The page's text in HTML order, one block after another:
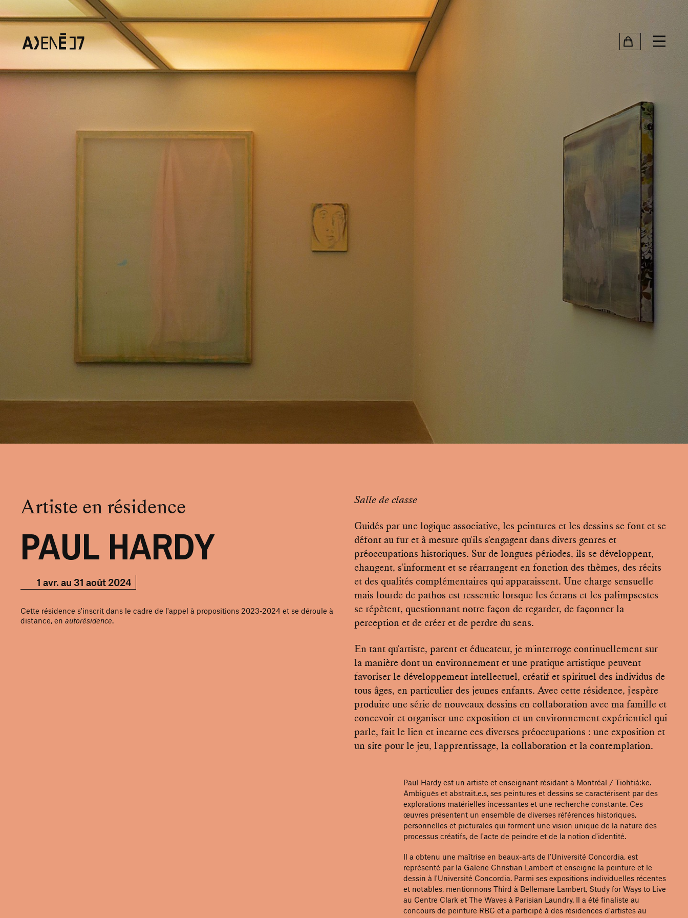
PAUL HARDY
Artiste en résidence
1 avr. au 31 août 2024
Cette résidence s'inscrit dans le cadre de l'appel à propositions 2023-2024 et se déroule à
distance, en autorésidence.
Salle de classe
Guidés par une logique associative, les peintures et les dessins se font et se
défont au fur et à mesure qu'ils s'engagent dans divers genres et
préoccupations historiques. Sur de longues périodes, ils se développent,
changent, s'informent et se réarrangent en fonction des thèmes, des récits
et des qualités complémentaires qui apparaissent. Une charge sensuelle
mais lourde de pathos est ressentie lorsque les écrans et les palimpsestes
se répètent, questionnant notre façon de regarder, de façonner la
perception et de créer et de perdre du sens.
En tant qu'artiste, parent et éducateur, je m'interroge continuellement sur
la manière dont un environnement et une pratique artistique peuvent
favoriser le développement intellectuel, créatif et spirituel des individus de
tous âges, en particulier des jeunes enfants. Avec cette résidence, j'espère
produire une série de nouveaux dessins en collaboration avec ma famille et
concevoir et organiser une exposition et un environnement expérientiel qui
parle, fait le lien et incarne ces diverses préoccupations : une exposition et
un site pour le jeu, l'apprentissage, la collaboration et la contemplation.
Paul Hardy est un artiste et enseignant résidant à Montréal / Tiohtiá:ke.
Ambiguës et abstrait.e.s, ses peintures et dessins se caractérisent par des
explorations matérielles incessantes et une recherche constante. Ces
œuvres présentent un ensemble de diverses références historiques,
personnelles et picturales qui forment une vision unique de la nature des
processus créatifs, de l'acte de peindre et de la notion d'identité.
Il a obtenu une maîtrise en beaux-arts de l'Université Concordia, est
représenté par la Galerie Christian Lambert et enseigne la peinture et le
dessin à l'Université Concordia. Parmi ses expositions individuelles récentes
et notables, mentionnons Third à Bellemare Lambert, Study for Ways to Live
au Centre Clark et The Waves à Parisian Laundry. Il a été finaliste au
concours de peinture RBC et a participé à des résidences d'artistes au